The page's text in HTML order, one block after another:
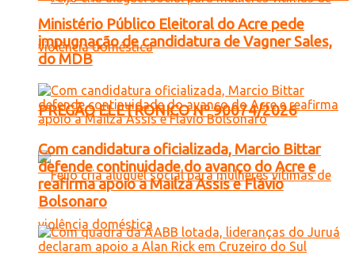
PREGÃO ELETRONICO Nº 90074/2026
Ministério Público Eleitoral do Acre pede
impugnação de candidatura de Vagner Sales,
do MDB
Com candidatura oficializada, Marcio Bittar
defende continuidade do avanço do Acre e
reafirma apoio a Mailza Assis e Flávio
Bolsonaro